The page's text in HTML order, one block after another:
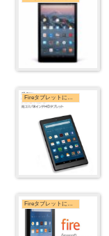
Fireタブレットについて